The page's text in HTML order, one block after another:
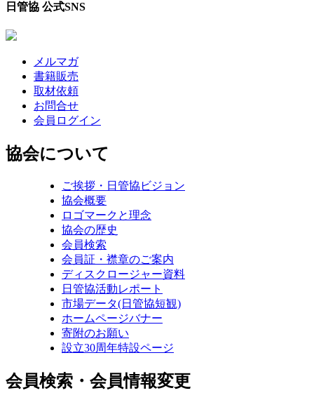
日管協 公式SNS
メルマガ
書籍販売
取材依頼
お問合せ
会員ログイン
協会について
ご挨拶・日管協ビジョン
協会概要
ロゴマークと理念
協会の歴史
会員検索
会員証・襟章のご案内
ディスクロージャー資料
日管協活動レポート
市場データ(日管協短観)
ホームページバナー
寄附のお願い
設立30周年特設ページ
会員検索・会員情報変更